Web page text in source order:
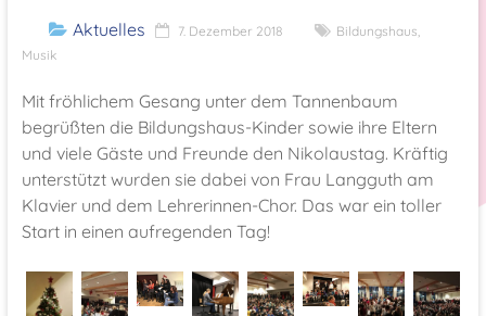
Aktuelles 7. Dezember 2018 Bildungshaus,
Musik
Mit fröhlichem Gesang unter dem Tannenbaum
begrüßten die Bildungshaus-Kinder sowie ihre Eltern
und viele Gäste und Freunde den Nikolaustag. Kräftig
unterstützt wurden sie dabei von Frau Langguth am
Klavier und dem Lehrerinnen-Chor. Das war ein toller
Start in einen aufregenden Tag!